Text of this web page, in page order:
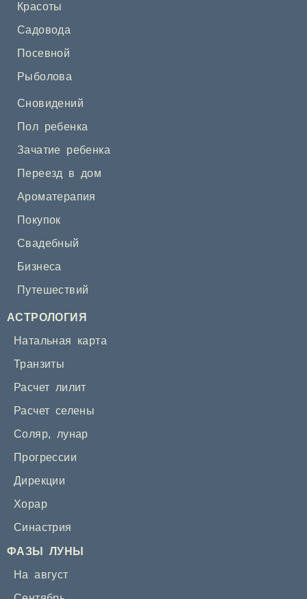
Красоты
Садовода
Посевной
Рыболова
Сновидений
Пол ребенка
Зачатие ребенка
Переезд в дом
Ароматерапия
Покупок
Свадебный
Бизнеса
Путешествий
АСТРОЛОГИЯ
Натальная карта
Транзиты
Расчет лилит
Расчет селены
Соляр, лунар
Прогрессии
Дирекции
Хорар
Синастрия
ФАЗЫ ЛУНЫ
На август